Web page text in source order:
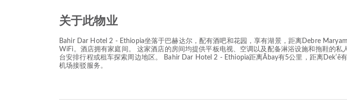
关于此物业
Bahir Dar Hotel 2 - Ethiopia坐落于巴赫达尔，配有酒吧和花园，享有湖景，距离Debre
WiFi。酒店拥有家庭间。 这家酒店的房间均提供平板电视、空调以及配备淋浴设施和拖鞋的
台安排行程或租车探索周边地区。 Bahir Dar Hotel 2 - Ethiopia距离Ābay有5公里，距离
机场接驳服务。